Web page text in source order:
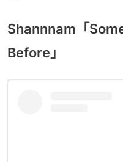
Shannnam「
Before」